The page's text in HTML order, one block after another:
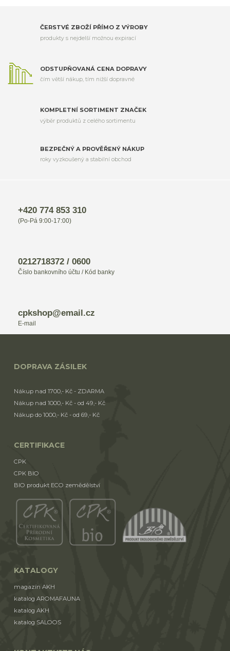
ČERSTVÉ ZBOŽÍ PŘÍMO Z VÝROBY
produkty s nejdelší možnou expirací
ODSTUPŇOVANÁ CENA DOPRAVY
čím větší nákup, tím nižší dopravné
KOMPLETNÍ SORTIMENT ZNAČEK
výběr produktů z celého sortimentu
BEZPEČNÝ A PROVĚŘENÝ NÁKUP
roky vyzkoušený a stabilní obchod
+420 774 853 310
(Po-Pá 9:00-17:00)
0212718372 / 0600
Číslo bankovního účtu / Kód banky
cpkshop@email.cz
E-mail
DOPRAVA ZÁSILEK
Nákup nad 1700,- Kč - ZDARMA
Nákup nad 1000,- Kč - od 49,- Kč
Nákup do 1000,- Kč - od 69,- Kč
CERTIFIKACE
CPK
CPK BIO
BIO produkt ECO zemědělství
KATALOGY
magazín AKH
katalog AROMAFAUNA
katalog AKH
katalog SALOOS